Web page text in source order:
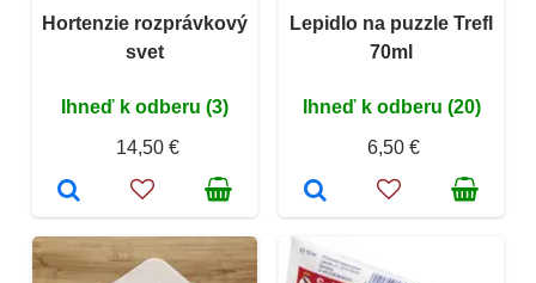
Hortenzie rozprávkový
svet
Ihneď k odberu (3)
14,50 €
Lepidlo na puzzle Trefl
70ml
Ihneď k odberu (20)
6,50 €